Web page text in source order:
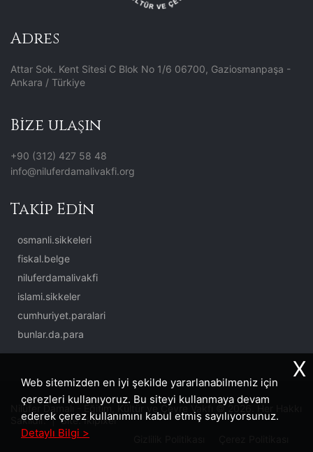
Adres
Attar Sok. Kent Sitesi C Blok No 1/6 06700, Gaziosmanpaşa -
Ankara / Türkiye
Bize ulaşın
+90 (312) 427 58 48
info@niluferdamalivakfi.org
Takip Edin
osmanli.sikkeleri
fiskal.belge
niluferdamalivakfi
islami.sikkeler
cumhuriyet.paralari
bunlar.da.para
Nilüfer Damalı - Eğitim, Kültür ve Çevre Vakfı © 2026. Her Hakkı
Saklıdır. | Site:İkipixel
Web sitemizden en iyi şekilde yararlanabilmeniz için
çerezleri kullanıyoruz. Bu siteyi kullanmaya devam
ederek çerez kullanımını kabul etmiş sayılıyorsunuz.
Detaylı Bilgi >
X